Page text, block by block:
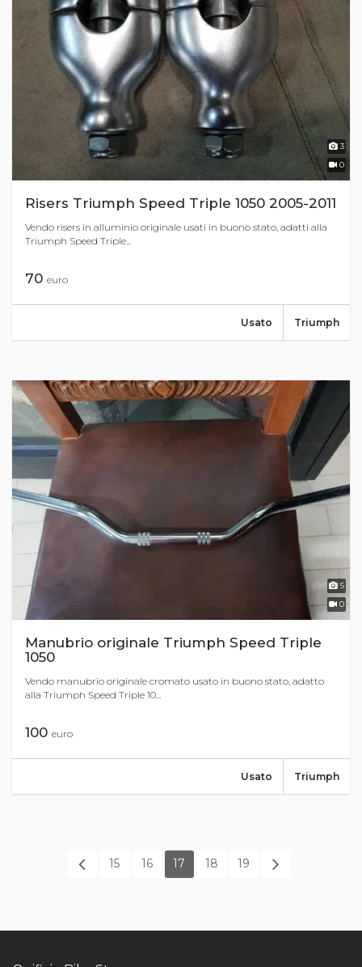
3
0
Risers Triumph Speed Triple 1050 2005-2011
Vendo risers in alluminio originale usati in buono stato, adatti alla
Triumph Speed Triple...
70 euro
Triumph
Usato
5
0
Manubrio originale Triumph Speed Triple
1050
Vendo manubrio originale cromato usato in buono stato, adatto
alla Triumph Speed Triple 10...
100 euro
Triumph
Usato
15 16 17 18 19